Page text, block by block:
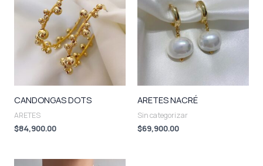
CANDONGAS DOTS
ARETES
$84,900.00
ARETES NACRÉ
Sin categorizar
$69,900.00